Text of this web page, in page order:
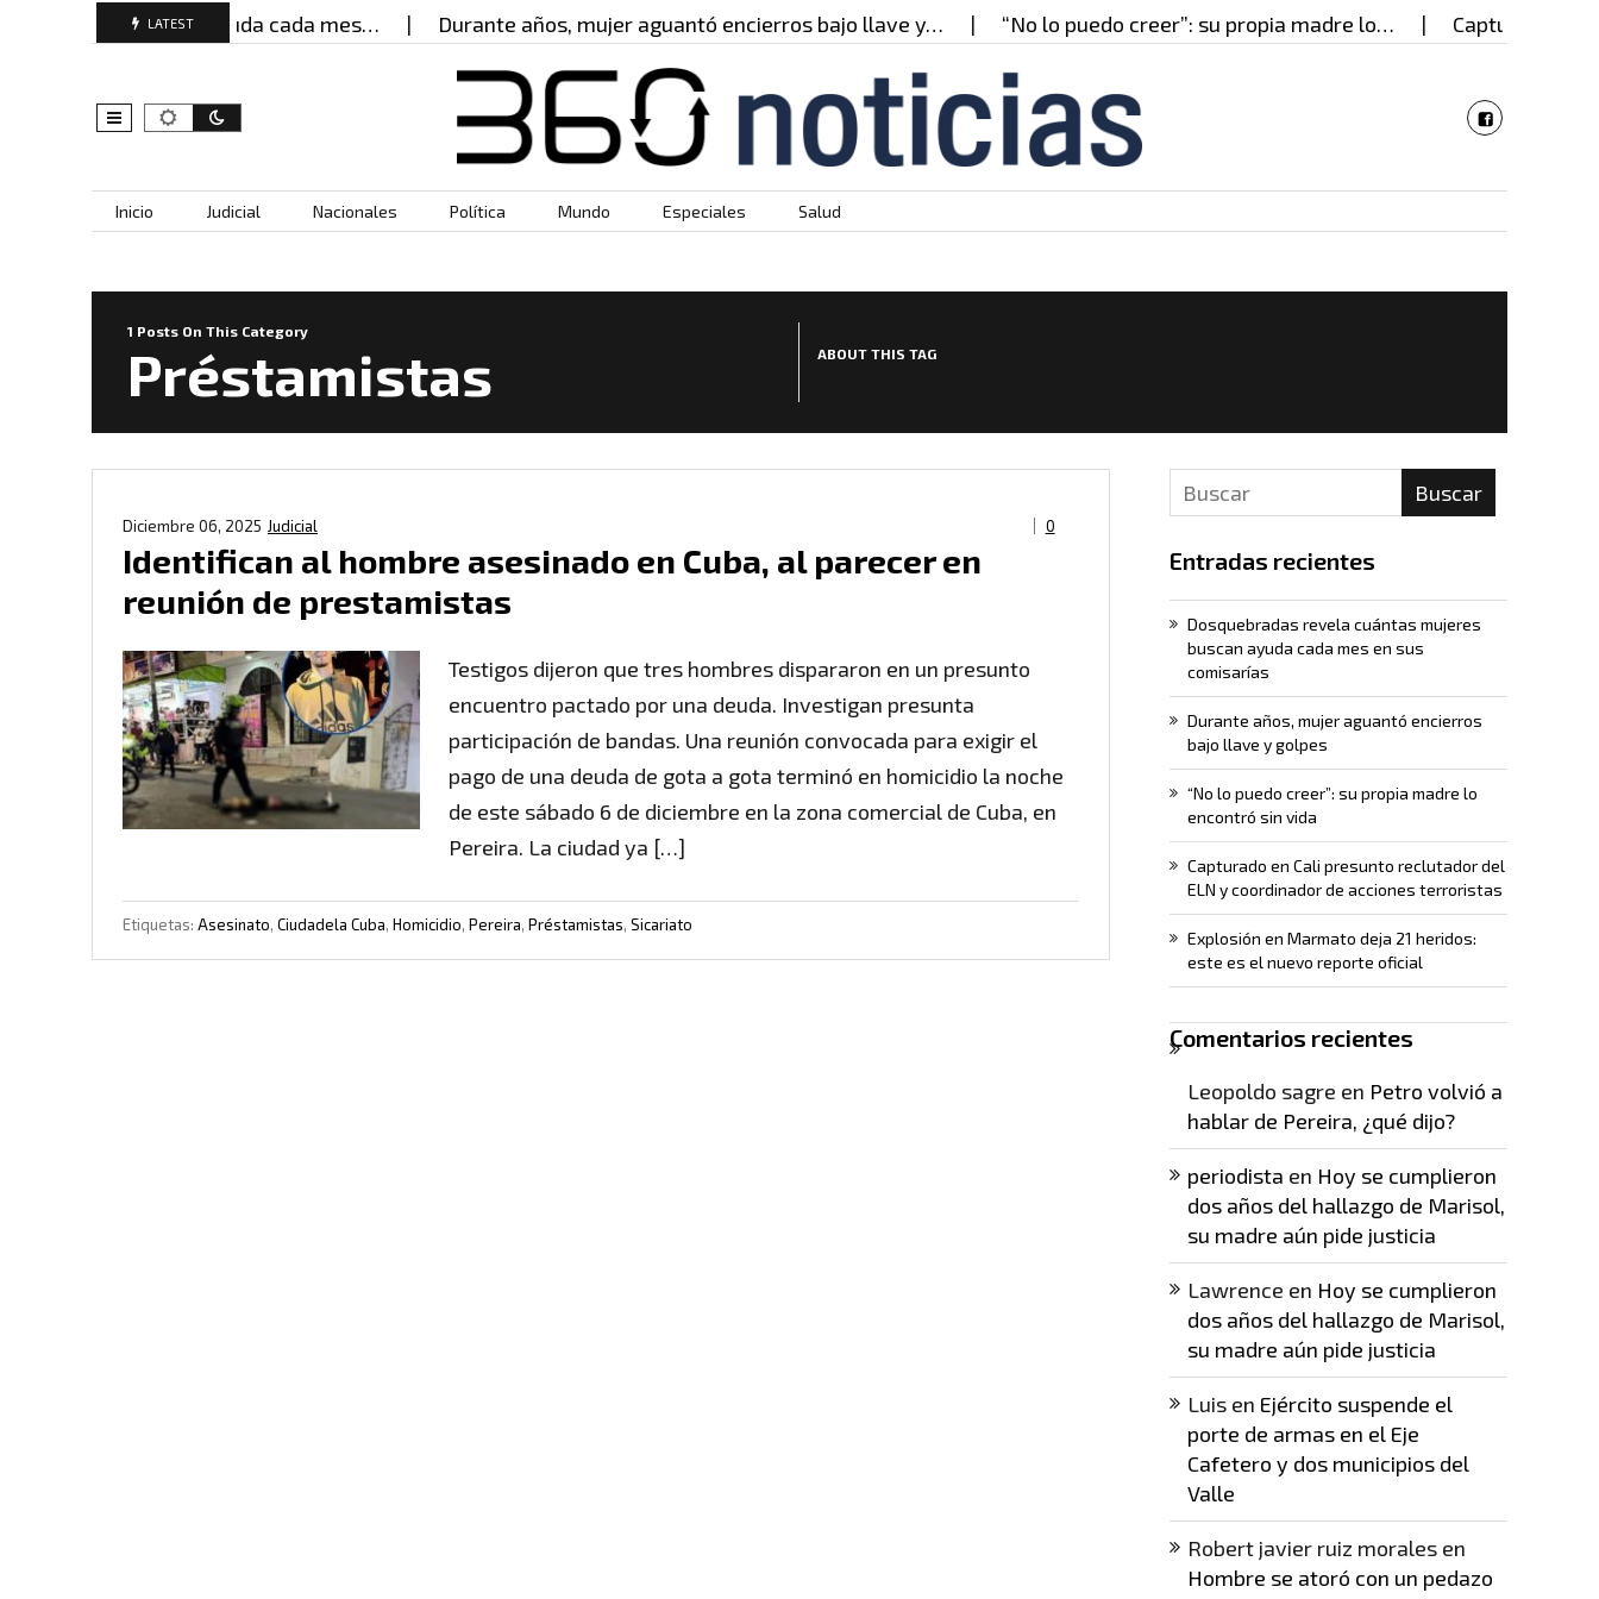
LATEST
mujeres buscan ayuda cada mes… Durante años, mujer aguantó encierros bajo llave y… “No lo puedo creer”: su propia madre lo… Capturado en
Skip to content
Inicio Judicial Nacionales Política Mundo Especiales Salud
1 Posts On This Category
Préstamistas ABOUT THIS TAG
Judicial
Diciembre 06, 2025 0
Identifican al hombre asesinado en Cuba, al parecer en
reunión de prestamistas
Testigos dijeron que tres hombres dispararon en un presunto
encuentro pactado por una deuda. Investigan presunta
participación de bandas. Una reunión convocada para exigir el
pago de una deuda de gota a gota terminó en homicidio la noche
de este sábado 6 de diciembre en la zona comercial de Cuba, en
Pereira. La ciudad ya […]
Etiquetas: Asesinato, Ciudadela Cuba, Homicidio, Pereira, Préstamistas, Sicariato
Buscar
Entradas recientes
Dosquebradas revela cuántas mujeres
buscan ayuda cada mes en sus
comisarías
Durante años, mujer aguantó encierros
bajo llave y golpes
“No lo puedo creer”: su propia madre lo
encontró sin vida
Capturado en Cali presunto reclutador del
ELN y coordinador de acciones terroristas
Explosión en Marmato deja 21 heridos:
este es el nuevo reporte oficial
Comentarios recientes
Leopoldo sagre en Petro volvió a
hablar de Pereira, ¿qué dijo?
periodista en Hoy se cumplieron
dos años del hallazgo de Marisol,
su madre aún pide justicia
Lawrence en Hoy se cumplieron
dos años del hallazgo de Marisol,
su madre aún pide justicia
Luisen Ejército suspende el
porte de armas en el Eje
Cafetero y dos municipios del
Valle
Robert javier ruiz moralesen
Hombre se atoró con un pedazo